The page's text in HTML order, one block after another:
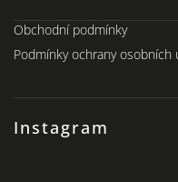
Instagram
Obchodní podmínky
Podmínky ochrany osobních